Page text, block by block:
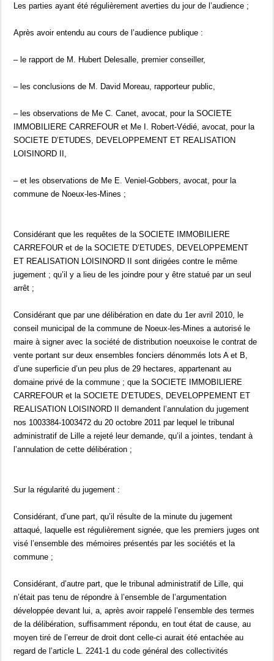
Les parties ayant été régulièrement averties du jour de l’audience ;
Après avoir entendu au cours de l’audience publique :
– le rapport de M. Hubert Delesalle, premier conseiller,
– les conclusions de M. David Moreau, rapporteur public,
– les observations de Me C. Canet, avocat, pour la SOCIETE
IMMOBILIERE CARREFOUR et Me I. Robert-Védié, avocat, pour la
SOCIETE D’ETUDES, DEVELOPPEMENT ET REALISATION
LOISINORD II,
– et les observations de Me E. Veniel-Gobbers, avocat, pour la
commune de Noeux-les-Mines ;
Considérant que les requêtes de la SOCIETE IMMOBILIERE
CARREFOUR et de la SOCIETE D’ETUDES, DEVELOPPEMENT
ET REALISATION LOISINORD II sont dirigées contre le même
jugement ; qu’il y a lieu de les joindre pour y être statué par un seul
arrêt ;
Considérant que par une délibération en date du 1er avril 2010, le
conseil municipal de la commune de Noeux-les-Mines a autorisé le
maire à signer avec la société de distribution noeuxoise le contrat de
vente portant sur deux ensembles fonciers dénommés lots A et B,
d’une superficie d’un peu plus de 29 hectares, appartenant au
domaine privé de la commune ; que la SOCIETE IMMOBILIERE
CARREFOUR et la SOCIETE D’ETUDES, DEVELOPPEMENT ET
REALISATION LOISINORD II demandent l’annulation du jugement
nos 1003384-1003472 du 20 octobre 2011 par lequel le tribunal
administratif de Lille a rejeté leur demande, qu’il a jointes, tendant à
l’annulation de cette délibération ;
Sur la régularité du jugement :
Considérant, d’une part, qu’il résulte de la minute du jugement
attaqué, laquelle est régulièrement signée, que les premiers juges ont
visé l’ensemble des mémoires présentés par les sociétés et la
commune ;
Considérant, d’autre part, que le tribunal administratif de Lille, qui
n’était pas tenu de répondre à l’ensemble de l’argumentation
développée devant lui, a, après avoir rappelé l’ensemble des termes
de la délibération, suffisamment répondu, en tout état de cause, au
moyen tiré de l’erreur de droit dont celle-ci aurait été entachée au
regard de l’article L. 2241-1 du code général des collectivités